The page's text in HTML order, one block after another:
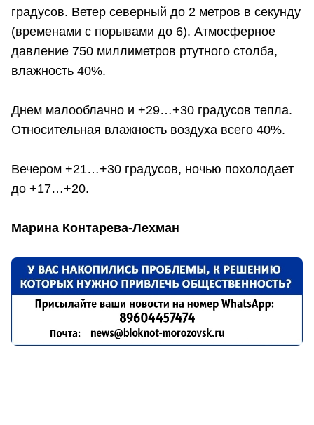
градусов. Ветер северный до 2 метров в секунду
(временами с порывами до 6). Атмосферное
давление 750 миллиметров ртутного столба,
влажность 40%.
Днем малооблачно и +29…+30 градусов тепла.
Относительная влажность воздуха всего 40%.
Вечером +21…+30 градусов, ночью похолодает
до +17…+20.
Марина Контарева-Лехман